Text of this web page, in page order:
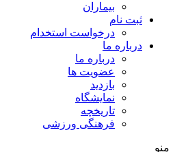
بيماران
نام
درخواست استخدام
ما
درباره ما
عضویت ها
بازدید
نمایشگاه
تاريخچه
فرهنگی ورزشی